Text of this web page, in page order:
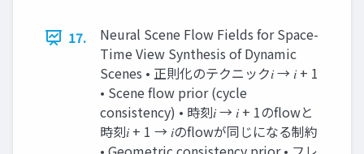
17.
Neural Scene Flow Fields for Space-
Time View Synthesis of Dynamic
Scenes • 正則化のテクニック𝑖 → 𝑖 + 1
• Scene flow prior (cycle
consistency) • 時刻𝑖 → 𝑖 + 1のflowと
時刻𝑖 + 1 → 𝑖のflowが同じになる制約